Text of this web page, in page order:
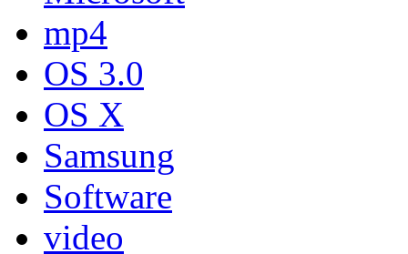
mp4
OS 3.0
OS X
Samsung
Software
video